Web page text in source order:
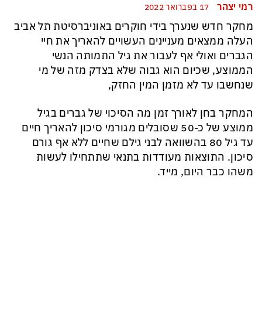
שבתחומן הוא עובר מידרדרות במהירות כשההשלכות יגיעו בקרוב מאוד גם לישראל
פריצת הענק בליכטנשטיין עלולה להפוך לסיוט של אלפי בעלי הון ברחבי העולם
רמי יצהר
מחקר חדש שנערך בידי חוקרים באוניברסיטת תל אביב
העלה ממצאים מעניינים העשויים להאריך את חיי
הגברים ואולי אף לעבור את גיל התמותה הנשי
הממוצע, שכיום הוא גבוה שלא בצדק מזה של מי
שנחשבו עד לא מזמן המין החזק,
המחקר בחן לאורך זמן מה הסיכוי של גברים בגיל
ממוצע של כ-50
שסובלים מגורמי סיכון להאריך חיים
עד גיל 80 בהשוואה לבני גילם שחיים ללא אף גורם
סיכון. התוצאות מעודדות בתנאי שתתחילו לעשות
משהו כבר היום, מייד.